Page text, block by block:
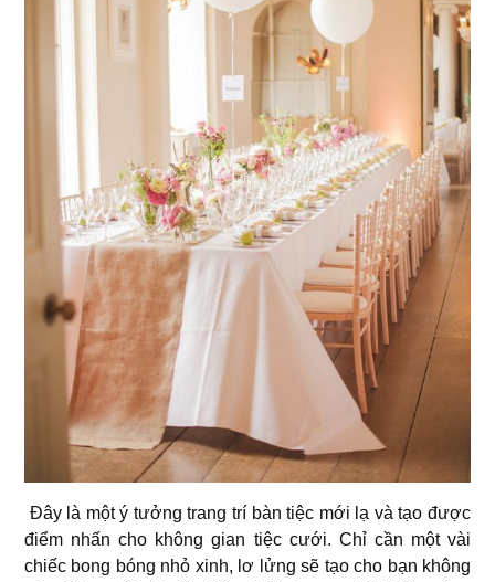
Đây là một ý tưởng trang trí bàn tiệc mới lạ và tạo được
điểm nhấn cho không gian tiệc cưới. Chỉ cần một vài
chiếc bong bóng nhỏ xinh, lơ lửng sẽ tạo cho bạn không